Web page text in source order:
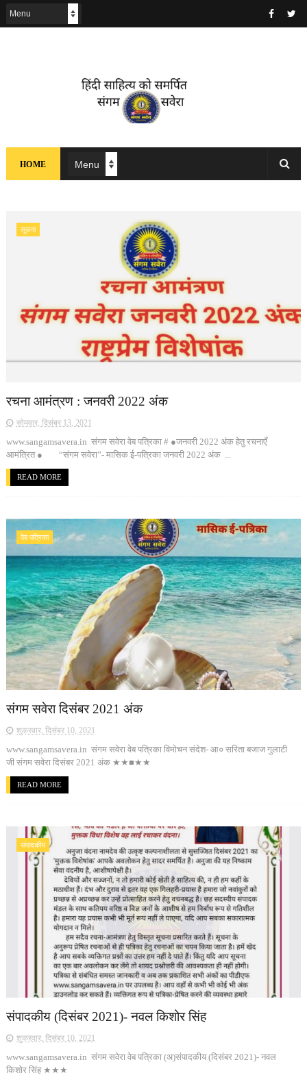
HOME
सूचना
रचना आमंत्रण : जनवरी 2022 अंक
सोमवार, दिसंबर 13, 2021
www.sangamsavera.in संगम सवेरा वेब पत्रिका # ●जनवरी 2022 अंक हेतु रचनाएँ
आमंत्रित ● “संगम सवेरा”- मासिक ई-पत्रिका जनवरी 2022 अंक ...
READ MORE
वेब पत्रिका
संगम सवेरा दिसंबर 2021 अंक
शुक्रवार, दिसंबर 10, 2021
www.sangamsavera.in संगम सवेरा वेब पत्रिका विमोचन संदेश- आ० सरिता बजाज गुलाटी
जी संगम सवेरा दिसंबर 2021 अंक ★★■★★
READ MORE
संपादकीय
संपादकीय (दिसंबर 2021)- नवल किशोर सिंह
शुक्रवार, दिसंबर 10, 2021
www.sangamsavera.in संगम सवेरा वेब पत्रिका (अ)संपादकीय (दिसंबर 2021)- नवल
किशोर सिंह ★★★